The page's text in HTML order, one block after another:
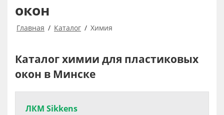
окон
Главная Каталог Химия
Каталог химии для пластиковых
окон в Минске
ЛКМ Sikkens